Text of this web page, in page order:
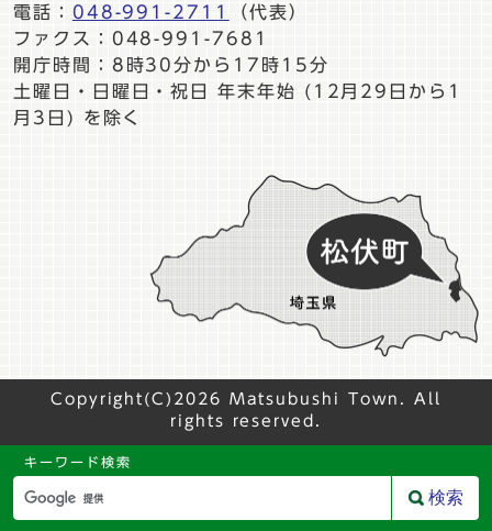
電話： 048-991-2711
（代表）
ファクス：048-991-7681
開庁時間：8時30分から17時15分
土曜日・日曜日・祝日 年末年始 (12月29日から1
月3日) を除く
Copyright(C)2026 Matsubushi Town. All
rights reserved.
キーワード検索
検索